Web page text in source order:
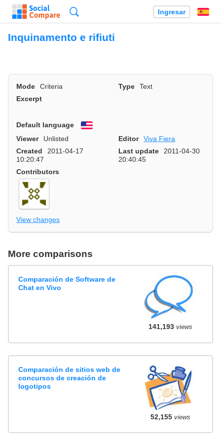
Ingresar
Inquinamento e rifiuti
Mode Criteria Type
Text
Excerpt
Default language
English
Viewer
Unlisted Editor
Viva Fiera
Created
2011-04-17
10:20:47
Last update
2011-04-30
20:40:45
Contributors
View changes
More comparisons
Comparación de Software de
Chat en Vivo
141,193views
Comparación de sitios web de
concursos de creación de
logotipos
52,155views